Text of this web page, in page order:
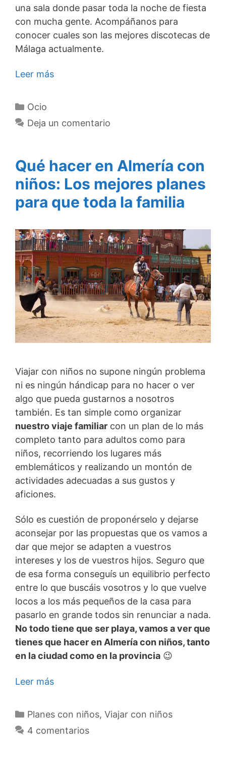
una sala donde pasar toda la noche de fiesta
con mucha gente. Acompáñanos para
conocer cuales son las mejores discotecas de
Málaga actualmente.
Leer más
Categorías
Ocio
Deja un comentario
Qué hacer en Almería con
niños: Los mejores planes
para que toda la familia
Viajar con niños no supone ningún problema
ni es ningún hándicap para no hacer o ver
algo que pueda gustarnos a nosotros
también. Es tan simple como organizar
nuestro viaje familiar con un plan de lo más
completo tanto para adultos como para
niños, recorriendo los lugares más
emblemáticos y realizando un montón de
actividades adecuadas a sus gustos y
aficiones.
Sólo es cuestión de proponérselo y dejarse
aconsejar por las propuestas que os vamos a
dar que mejor se adapten a vuestros
intereses y los de vuestros hijos. Seguro que
de esa forma conseguís un equilibrio perfecto
entre lo que buscáis vosotros y lo que vuelve
locos a los más pequeños de la casa para
pasarlo en grande todos sin renunciar a nada.
No todo tiene que ser playa, vamos a ver que
tienes que hacer en Almería con niños, tanto
en la ciudad como en la provincia 😉
Leer más
Categorías
Planes con niños, Viajar con niños
4 comentarios